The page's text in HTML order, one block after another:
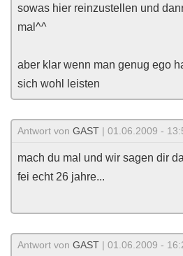
sowas hier reinzustellen und
mal^^
aber klar wenn man genug ego
sich wohl leisten
Antwort von GAST | 01.06.2009 -
mach du mal und wir sagen dir
fei echt 26 jahre...
Antwort von GAST | 01.06.2009 -